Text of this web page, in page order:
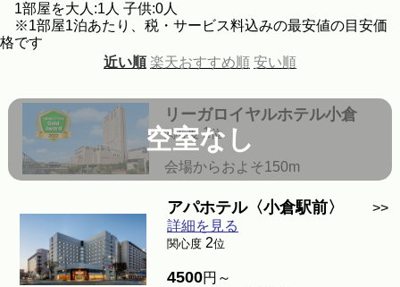
1部屋を大人:1人 子供:0人
※1部屋1泊あたり、税・サービス料込みの最安値の目安価
格です
近い順 楽天おすすめ順 安い順
空室なし
リーガロイヤルホテル小倉
関心度1位
会場からおよそ150m
アパホテル〈小倉駅前〉
>>
詳細を見る
関心度 2位
4500円～